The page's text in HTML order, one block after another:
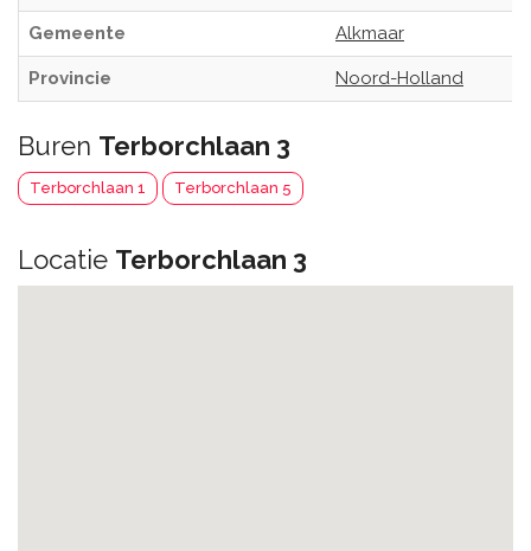
Gemeente Alkmaar
Provincie Noord-Holland
Buren Terborchlaan 3
Terborchlaan 1 Terborchlaan 5
Locatie Terborchlaan 3